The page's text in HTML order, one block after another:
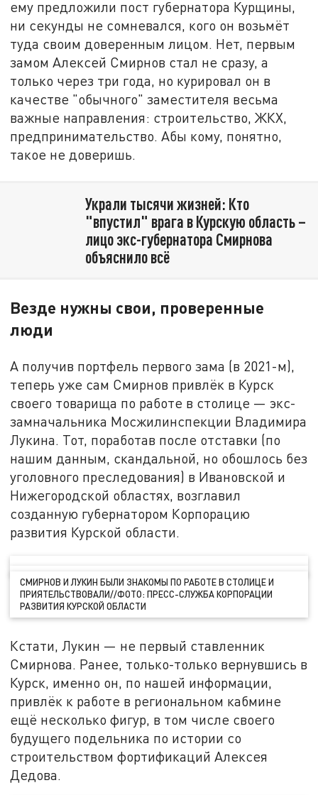
ему предложили пост губернатора Курщины,
ни секунды не сомневался, кого он возьмёт
туда своим доверенным лицом. Нет, первым
замом Алексей Смирнов стал не сразу, а
только через три года, но курировал он в
качестве "обычного" заместителя весьма
важные направления: строительство, ЖКХ,
предпринимательство. Абы кому, понятно,
такое не доверишь.
Украли тысячи жизней: Кто
"впустил" врага в Курскую область –
лицо экс-губернатора Смирнова
объяснило всё
Везде нужны свои, проверенные
люди
А получив портфель первого зама (в 2021-м),
теперь уже сам Смирнов привлёк в Курск
своего товарища по работе в столице — экс-
замначальника Мосжилинспекции Владимира
Лукина. Тот, поработав после отставки (по
нашим данным, скандальной, но обошлось без
уголовного преследования) в Ивановской и
Нижегородской областях, возглавил
созданную губернатором Корпорацию
развития Курской области.
СМИРНОВ И ЛУКИН БЫЛИ ЗНАКОМЫ ПО РАБОТЕ В СТОЛИЦЕ И
ПРИЯТЕЛЬСТВОВАЛИ//ФОТО: ПРЕСС-СЛУЖБА КОРПОРАЦИИ
РАЗВИТИЯ КУРСКОЙ ОБЛАСТИ
Кстати, Лукин — не первый ставленник
Смирнова. Ранее, только-только вернувшись в
Курск, именно он, по нашей информации,
привлёк к работе в региональном кабмине
ещё несколько фигур, в том числе своего
будущего подельника по истории со
строительством фортификаций Алексея
Дедова.